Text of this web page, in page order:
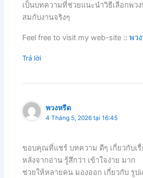
เป็นบทความที่ช่วยแนะนำวิธีเลือกพว
สมกับงานจริงๆ
Feel free to visit my web-site ::พว
Trả lời
พวงหรีด
4 Tháng 5, 2026 tại 16:45
ขอบคุณที่แชร์ บทความ ดีๆ เกี่ยวกับเรื่
หลังจากอ่าน รู้สึกว่า เข้าใจง่าย มาก
ช่วยให้หลายคน มองออก เกี่ยวกับ รู